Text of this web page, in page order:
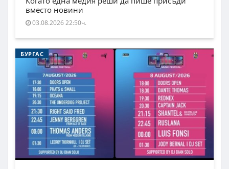
вместо новини
03.08.2026 22:50ч.
БУРГАС